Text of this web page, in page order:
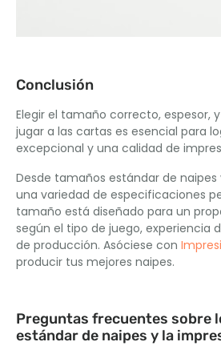
Conclusión
Elegir el tamaño correcto, espesor,
jugar a las cartas es esencial para
excepcional y una calidad de
Desde tamaños estándar de
una variedad de especificaciones
tamaño está diseñado para un
según el tipo de juego, experiencia
de producción. Asóciese con
producir tus mejores naipes.
Preguntas frecuentes sobre
estándar de naipes y la